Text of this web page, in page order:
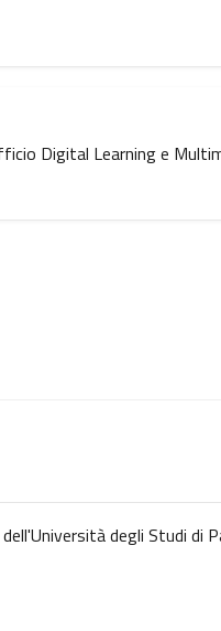
Digital Learning e
degli Studi di